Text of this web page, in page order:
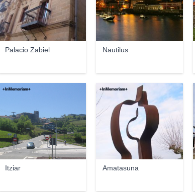
Palacio Zabiel Nautilus
Itziar
+InMemoriam+
Amatasuna
+InMemoriam+